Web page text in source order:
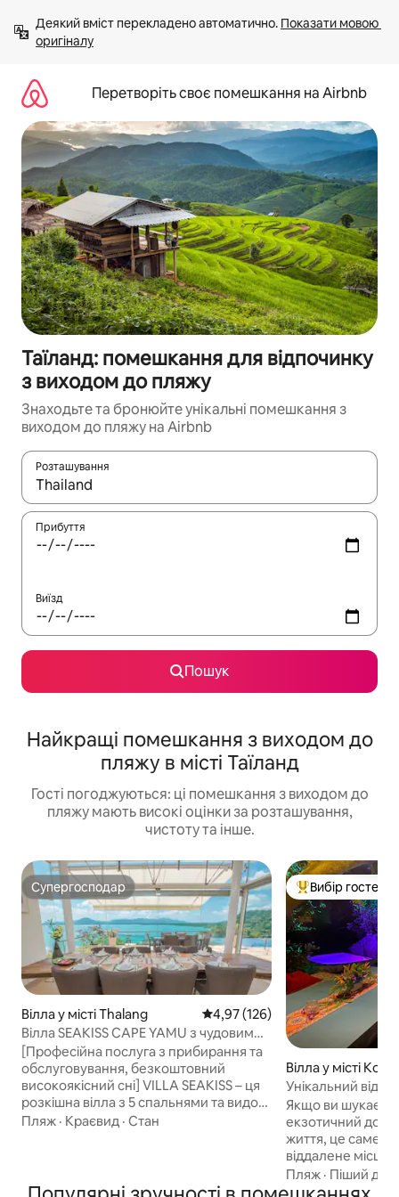
вмісту
Деякий вміст перекладено автоматично. Показати мовою
оригіналу
Перетворіть своє помешкання на Airbnb
Таїланд: помешкання для відпочинку
з виходом до пляжу
Знаходьте та бронюйте унікальні помешкання з
виходом до пляжу на Airbnb
Розташування
Отримавши результати пошуку, використовуйте для
Прибуття
Виїзд
Пошук
Найкращі помешкання з виходом до
пляжу в місті Таїланд
Гості погоджуються: ці помешкання з виходом до
пляжу мають високі оцінки за розташування,
чистоту та інше.
Супергосподар
Супергосподар
Вілла у місті Thalang Середня оцінка: 4,97 з 5,
4,97 (126)
Вілла SEAKISS CAPE YAMU з чудовим
видом на море, сніданком, покоївкою
та дворецьким
[Професійна послуга з прибирання та
обслуговування, безкоштовний
високоякісний сні] VILLA SEAKISS – ця
розкішна вілла з 5 спальнями та видом
на море розташована в Кейп-Яму,
розкішних вілл. Вілла площею 1400 кв.
Пляж · Краєвид · Стан
Топ вибір гостей
Вибір гостей
Вілла у місті Koh
Унікальний
повного
Якщо ви
екзотичний
життя, це саме те місце!
віддалене місце,
доступне лише на
знайдете обидва
Пляж · Піший